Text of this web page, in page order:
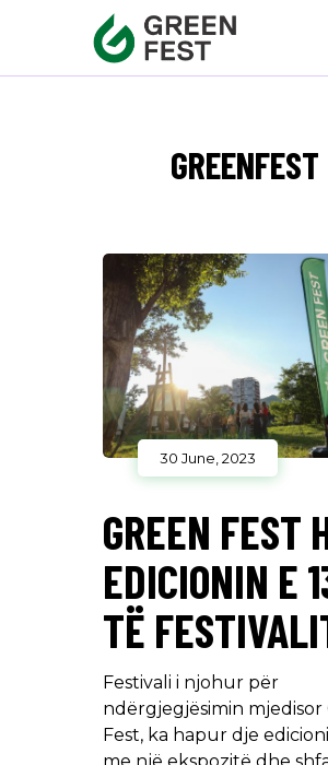
GREENFEST
30 June, 2023
GREEN FEST
EDICIONIN E
TË
Festivali i njohur për
ndërgjegjësimin mjedisor
Fest, ka hapur dje
me një ekspozitë dhe